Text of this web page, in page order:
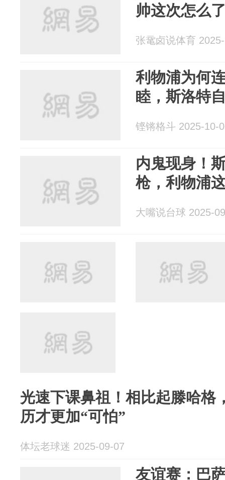
帅这次怎么
张鼋卤说体育
利物浦为何
睦，斯洛特
铿锵格斗 2025-10-
内鬼现身！
枪，利物浦
大嘴说台球 2025-
光速下课鼻祖！相比起滕哈格
历才更加“可怕”
体坛老球迷 2025-09-07
友谊赛：巴